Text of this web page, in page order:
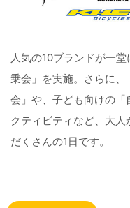
人気の10ブランドが一
乗会」を実施。さらに
会」や、子ども向けの
クティビティなど、大
だくさんの1日です。